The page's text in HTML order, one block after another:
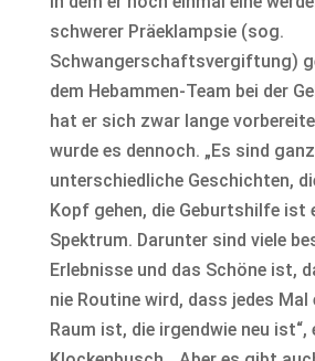
schwerer Präeklampsie (sog.
Schwangerschaftsvergiftung)
dem Hebammen-Team bei der
hat er sich zwar lange
wurde es dennoch. „Es sind ganz
unterschiedliche Geschichten,
Kopf gehen, die Geburtshilfe ist
Spektrum. Darunter sind viele
Erlebnisse und das Schöne ist,
nie Routine wird, dass jedes Mal
Raum ist, die irgendwie neu ist“,